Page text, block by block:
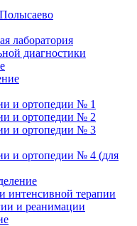
лаборатория
диагностики
и ортопедии № 1
и ортопедии № 2
и ортопедии № 3
и ортопедии № 4 (для
интенсивной терапии
и реанимации